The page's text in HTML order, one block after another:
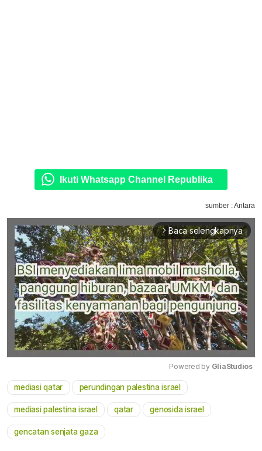
Ikuti Whatsapp Channel Republika
sumber : Antara
arrow_forward_ios Baca selengkapnya
Powered by GliaStudios
mediasi qatar perundingan palestina israel
mediasi palestina israel qatar genosida israel
gencatan senjata gaza